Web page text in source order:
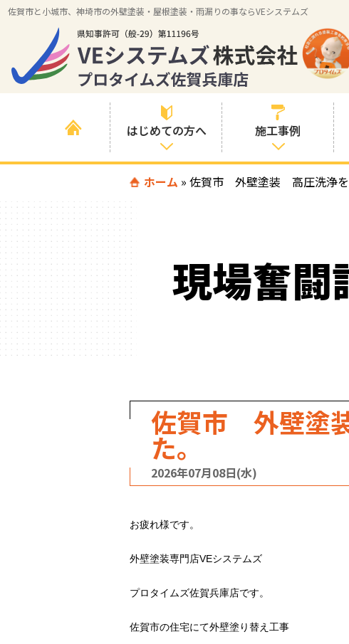
佐賀市と小城市、神埼市の外壁塗装・屋根塗装・雨漏りの事ならVEシステムズ
はじめての方へ
はじめて外壁塗
いる方へ
喜んでいただけ
る３つの理由
施工事例
すべての事例
例
色の事例
ホーム » 佐賀市 外壁塗装 高圧洗浄を
現場奮闘
佐賀市 外壁塗
た。
2026年07月08日(水)
お疲れ様です。
外壁塗装専門店VEシステムズ
プロタイムズ佐賀兵庫店です。
佐賀市の住宅にて外壁塗り替え工事